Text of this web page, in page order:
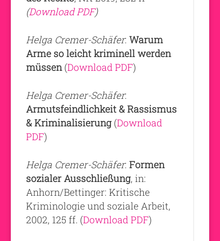
(Download PDF)
Helga Cremer-Schäfer: Warum
Arme so leicht kriminell werden
müssen(Download PDF)
Helga Cremer-Schäfer:
Armutsfeindlichkeit & Rassismus
& Kriminalisierung(Download
PDF)
Helga Cremer-Schäfer: Formen
sozialer Ausschließung, in:
Anhorn/Bettinger: Kritische
Kriminologie und soziale Arbeit,
2002, 125 ff. (Download PDF)